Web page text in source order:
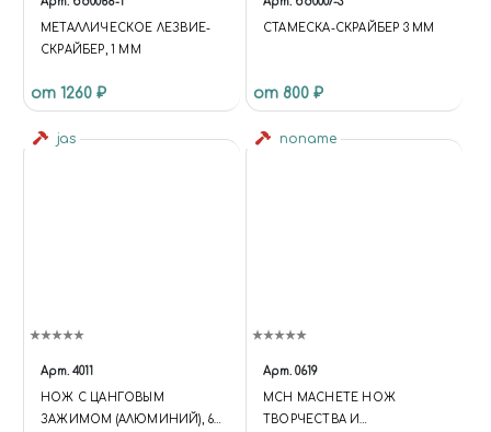
МЕТАЛЛИЧЕСКОЕ ЛЕЗВИЕ-
СКРАЙБЕР, 1 ММ
от 1260 ₽
СТАМЕСКА-СКРАЙБЕР 3 ММ
от 800 ₽
jas
Арт. 4011
НОЖ С ЦАНГОВЫМ
ЗАЖИМОМ (АЛЮМИНИЙ), 6
noname
Арт. 0619
MCH MACHETE НОЖ
ТВОРЧЕСТВА И